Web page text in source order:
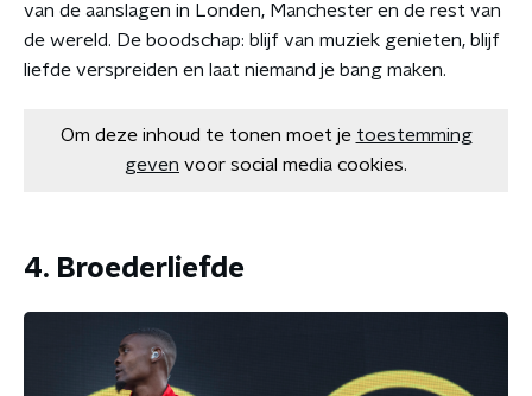
van de aanslagen in Londen, Manchester en de rest van
de wereld. De boodschap: blijf van muziek genieten, blijf
liefde verspreiden en laat niemand je bang maken.
Om deze inhoud te tonen moet je toestemming
geven voor social media cookies.
4. Broederliefde